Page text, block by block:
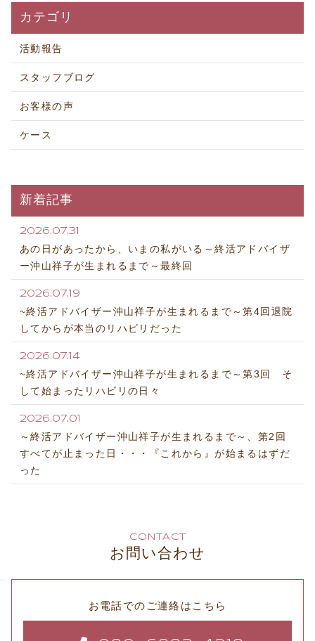
カテゴリ
活動報告
スタッフブログ
お客様の声
ケース
新着記事
2026.07.31
あの日があったから、いまの私がいる～終活アドバイザ
ー沖山祥子が生まれるまで～最終回
2026.07.19
~終活アドバイザー沖山祥子が生まれるまで～第4回退院
してからが本当のリハビリだった
2026.07.14
~終活アドバイザー沖山祥子が生まれるまで～第3回 そ
して始まったリハビリの日々
2026.07.01
～終活アドバイザー沖山祥子が生まれるまで～、第2回
すべてが止まった日・・・『これから』が始まるはずだ
った
CONTACT
お問い合わせ
お電話でのご連絡はこちら